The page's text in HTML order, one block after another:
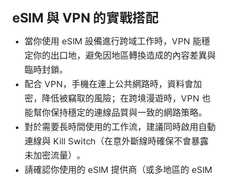
eSIM 與 VPN 的實戰搭配
當你使用 eSIM 設備進行跨域工作時，VPN 能穩
定你的出口地，避免因地區轉換造成的內容差異與
臨時封鎖。
配合 VPN，手機在連上公共網路時，資料會加
密，降低被竊取的風險；在跨境漫遊時，VPN 也
能幫你保持穩定的連線品質與一致的網路策略。
對於需要長時間使用的工作流，建議同時啟用自動
連線與 Kill Switch（在意外斷線時確保不會暴露
未加密流量）。
請確認你使用的 eSIM 提供商（或多地區的 eSIM